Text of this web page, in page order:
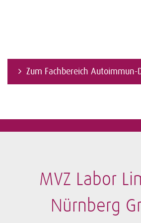
Zum Fachbereich Autoimmun-
MVZ Labor
Nürnberg